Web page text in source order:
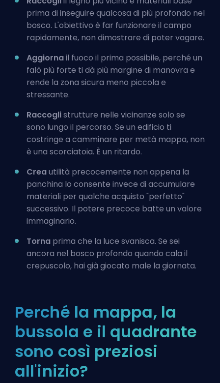
prima di inseguire qualcosa di più profondo nel
bosco. L'obiettivo è far funzionare il campo
rapidamente, non dimostrare di poter vagare.
Aggiornail fuoco il prima possibile, perché un
falò più forte ti dà più margine di manovra e
rende la zona sicura meno piccola e
stressante.
Raccoglistrutture nelle vicinanze solo se
sono lungo il percorso. Se un edificio ti
costringe a camminare per metà mappa, non
è una scorciatoia. È un ritardo.
Creautilità precocemente non appena la
panchina lo consente invece di accumulare
materiali per qualche acquisto "perfetto"
successivo. Il potere precoce batte un valore
immaginario.
Torna prima che la luce svanisca. Se sei
ancora nel bosco profondo quando cala il
crepuscolo, hai già giocato male la giornata.
Perché la mappa, la
bussola e il quadrante
sono così preziosi
all'inizio?